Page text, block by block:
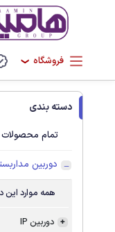
فروشگاه ❯
دسته بندی
تمام محصولات
دوربین
همه موارد این
دوربین IP